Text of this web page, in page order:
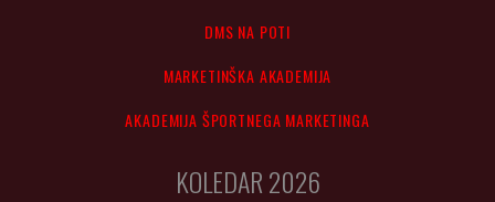
DMS NA POTI
MARKETINŠKA AKADEMIJA
AKADEMIJA ŠPORTNEGA MARKETINGA
KOLEDAR 2026